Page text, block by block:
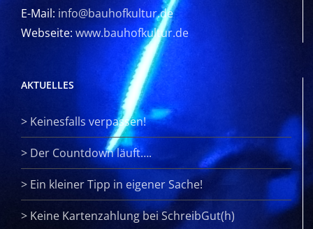
E-Mail: info@bauhofkultur.de
Webseite: www.bauhofkultur.de
AKTUELLES
> Keinesfalls verpassen!
> Der Countdown läuft….
> Ein kleiner Tipp in eigener Sache!
> Keine Kartenzahlung bei SchreibGut(h)